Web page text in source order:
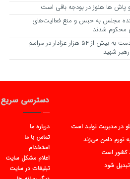
پاش ها هنوز در بودجه باقی است
مجلس به حبس و منع فعالیت‌های
محکوم شدند
ارائه خدمت به بیش از ۵۴ هزار عزادار در مراسم
شهید
در مدیریت تولید است
تورم دامن می‌زند
شود
دسترسی سریع
درباره ما
تماس با ما
استخدام
اعلام مشکل سایت
تبلیغات در سایت